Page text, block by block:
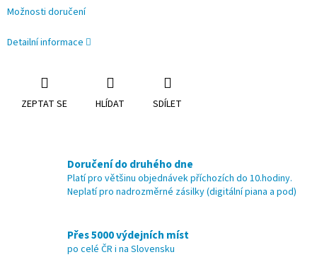
Možnosti doručení
Detailní informace
ZEPTAT SE HLÍDAT SDÍLET
Doručení do druhého dne
Platí pro většinu objednávek příchozích do 10.hodiny.
Neplatí pro nadrozměrné zásilky (digitální piana a pod)
Přes 5000 výdejních míst
po celé ČR i na Slovensku